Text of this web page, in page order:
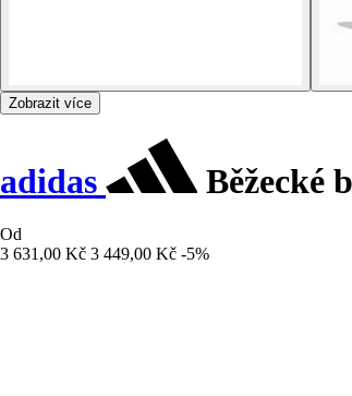
Zobrazit více
adidas Běžecké
Od
3 631,00 Kč 3 449,00 Kč -5%